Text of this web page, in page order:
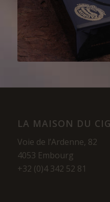
LA MAISON DU
Voie de l’Ardenne, 82
4053 Embourg
+32 (0)4 342 52 81